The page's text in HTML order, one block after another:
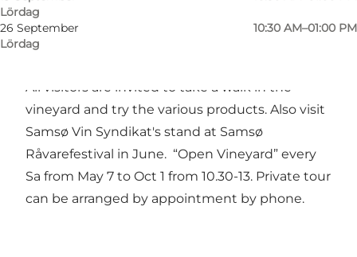
Lördag
26 September
Lördag
10:30 AM–01:00 PM
All visitors are invited to take a walk in the
vineyard and try the various products. Also visit
Samsø Vin Syndikat's stand at Samsø
Råvarefestival in June. “Open Vineyard” every
Sa from May 7 to Oct 1 from 10.30-13. Private tour
can be arranged by appointment by phone.